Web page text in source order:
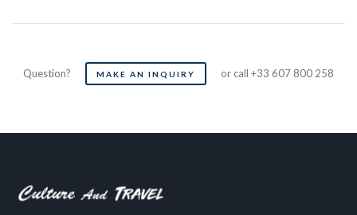
Question? MAKE AN INQUIRY or call +33 607 800 258